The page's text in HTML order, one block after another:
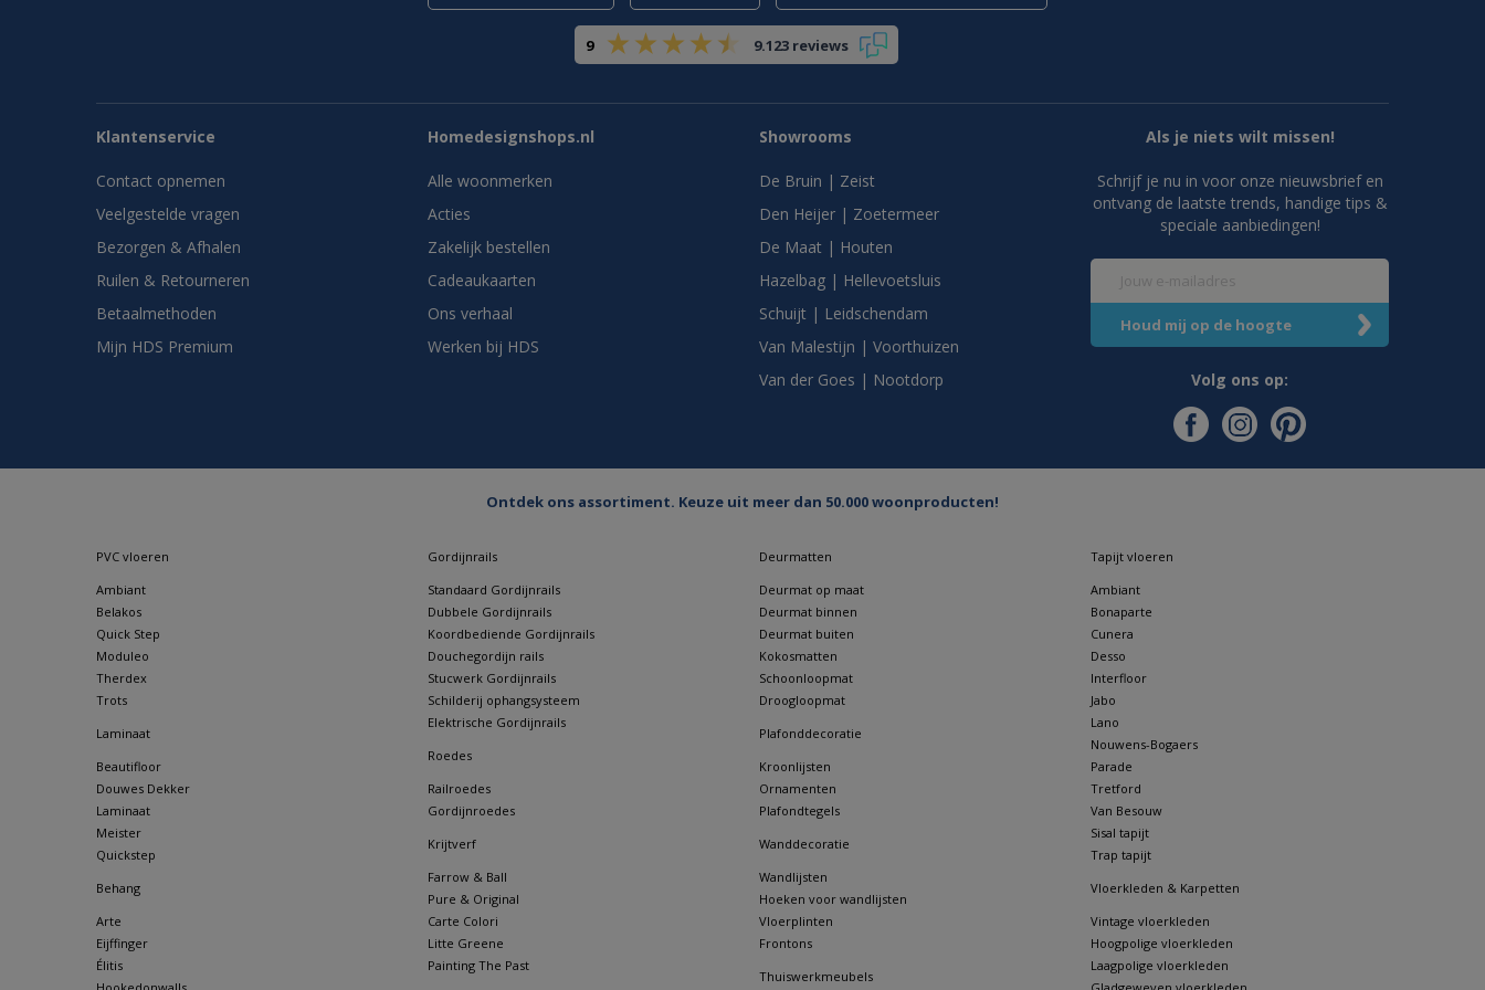
9 9.123 reviews
Klantenservice
Contact opnemen
Veelgestelde vragen
Bezorgen & Afhalen
Ruilen & Retourneren
Betaalmethoden
Mijn HDS Premium
Homedesignshops.nl
Alle woonmerken
Acties
Zakelijk bestellen
Cadeaukaarten
Ons verhaal
Werken bij HDS
Showrooms
De Bruin | Zeist
Den Heijer | Zoetermeer
De Maat | Houten
Hazelbag | Hellevoetsluis
Schuijt | Leidschendam
Van Malestijn | Voorthuizen
Van der Goes | Nootdorp
Als je niets wilt missen!
Schrijf je nu in voor onze nieuwsbrief en
ontvang de laatste trends, handige tips &
speciale aanbiedingen!
Volg ons op:
Ontdek ons assortiment. Keuze uit meer dan 50.000 woonproducten!
PVC vloeren
Ambiant
Belakos
Quick Step
Moduleo
Therdex
Trots
Laminaat
Beautifloor
Douwes Dekker
Laminaat
Meister
Quickstep
Behang
Arte
Eijffinger
Élitis
Gordijnrails
Standaard Gordijnrails
Dubbele Gordijnrails
Koordbediende Gordijnrails
Douchegordijn rails
Stucwerk Gordijnrails
Schilderij ophangsysteem
Elektrische Gordijnrails
Roedes
Railroedes
Gordijnroedes
Krijtverf
Farrow & Ball
Pure & Original
Carte Colori
Litte Greene
Painting The Past
Deurmatten
Deurmat op maat
Deurmat binnen
Deurmat buiten
Kokosmatten
Schoonloopmat
Droogloopmat
Plafonddecoratie
Kroonlijsten
Ornamenten
Plafondtegels
Wanddecoratie
Wandlijsten
Hoeken voor wandlijsten
Vloerplinten
Frontons
Thuiswerkmeubels
Tapijt vloeren
Ambiant
Bonaparte
Cunera
Desso
Interfloor
Jabo
Lano
Nouwens-Bogaers
Parade
Tretford
Van Besouw
Sisal tapijt
Trap tapijt
Vloerkleden & Karpetten
Vintage vloerkleden
Hoogpolige vloerkleden
Laagpolige vloerkleden